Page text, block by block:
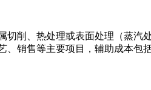
削、热处理或表面处理（蒸汽
销售等主要项目，辅助成本